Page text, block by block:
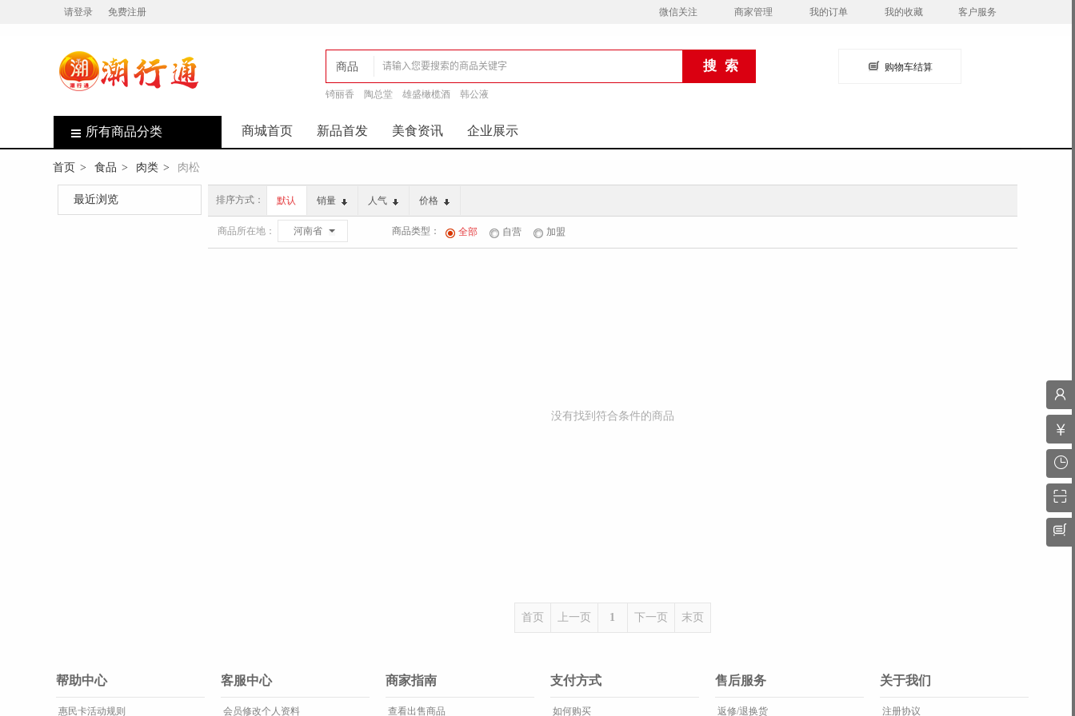
请登录 免费注册 微信关注 商家管理 我的订单 我的收藏 客户服务
商品
店铺
锜丽香 陶总堂 雄盛橄榄酒 韩公液
购物车结算
所有商品分类 商城首页 新品首发 美食资讯 企业展示
首页 > 食品 > 肉类 > 肉松
最近浏览 排序方式： 默认 销量 人气 价格
商品所在地： 河南省 商品类型： 全部 自营 加盟
没有找到符合条件的商品
首页 上一页 1 下一页 末页
帮助中心
惠民卡活动规则
客服中心
会员修改个人资料
商家指南
查看出售商品
支付方式
如何购买
售后服务
返修/退换货
关于我们
注册协议